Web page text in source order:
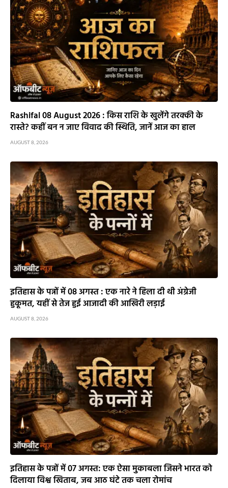
Rashifal 08 August 2026 : किस राशि के खुलेंगे तरक्की के
रास्ते? कहीं बन न जाए विवाद की स्थिति, जानें आज का हाल
AUGUST 8, 2026
इतिहास के पन्नों में 08 अगस्त : एक नारे ने हिला दी थी अंग्रेजी
हुकूमत, यहीं से तेज हुई आजादी की आखिरी लड़ाई
AUGUST 8, 2026
इतिहास के पन्नों में 07 अगस्त: एक ऐसा मुकाबला जिसने भारत को
दिलाया विश्व खिताब, जब आठ घंटे तक चला रोमांच